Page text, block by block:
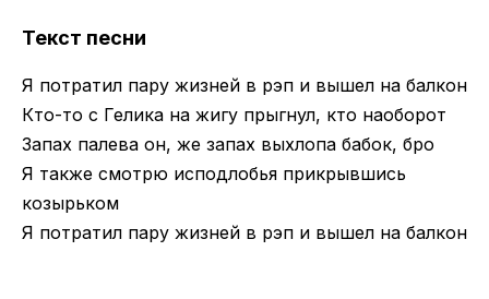
Текст песни
Я потратил пару жизней в рэп и вышел на балкон
Кто-то с Гелика на жигу прыгнул, кто наоборот
Запах палева он, же запах выхлопа бабок, бро
Я также смотрю исподлобья прикрывшись
козырьком
Я потратил пару жизней в рэп и вышел на балкон